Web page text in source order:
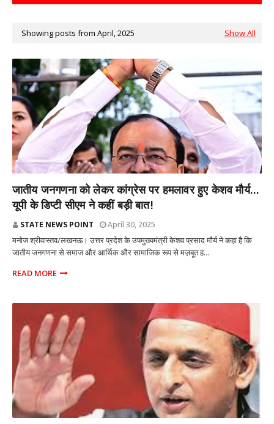
Showing posts from April, 2025 Show All
जातीय जनगणना को लेकर कांग्रेस पर हमलावर हुए केशव मौर्य...
यूपी के डिप्टी सीएम ने कहीं बड़ी बात!
STATE NEWS POINT April 30, 2025
मनोज श्रीवास्तव/लखनऊ। उत्तर प्रदेश के उपमुख्यमंत्री केशव प्रसाद मौर्य ने कहा है कि
जातीय जनगणना से समाज और आर्थिक और सामाजिक रूप से मज़बूत ह...
READ MORE